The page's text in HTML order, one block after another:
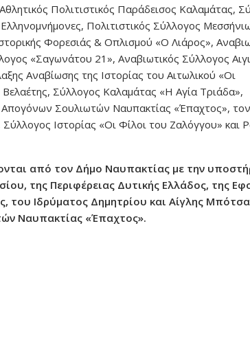
Πολιτιστικός Παράδεισος Καλαμάτας,
Πολιτιστικός Σύλλογος
Φορεσιάς & Οπλισμού «Ο Λιάρος»,
«Σαγωνάτου 21», Αναβιωτικός Σύλλογος
Αναβίωσης της Ιστορίας του Αιτωλικού «Οι
Σύλλογος Καλαμάτας «Η Αγία Τριάδα»,
Σουλιωτών Ναυπακτίας «Έπαχτος», τον
Ιστορίας «Οι Φίλοι του Ζαλόγγου» και
από τον Δήμο Ναυπακτίας με την
της Περιφέρειας Δυτικής Ελλάδος, της
του Ιδρύματος Δημητρίου και Αίγλης
Ναυπακτίας «Έπαχτος».